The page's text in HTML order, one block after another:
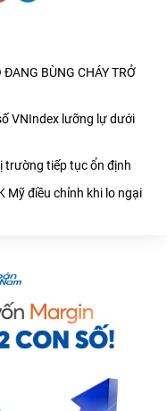
BÙNG CHÁY TRỞ
VNIndex lưỡng lự dưới
trường tiếp tục ổn định
Mỹ điều chỉnh khi lo ngại